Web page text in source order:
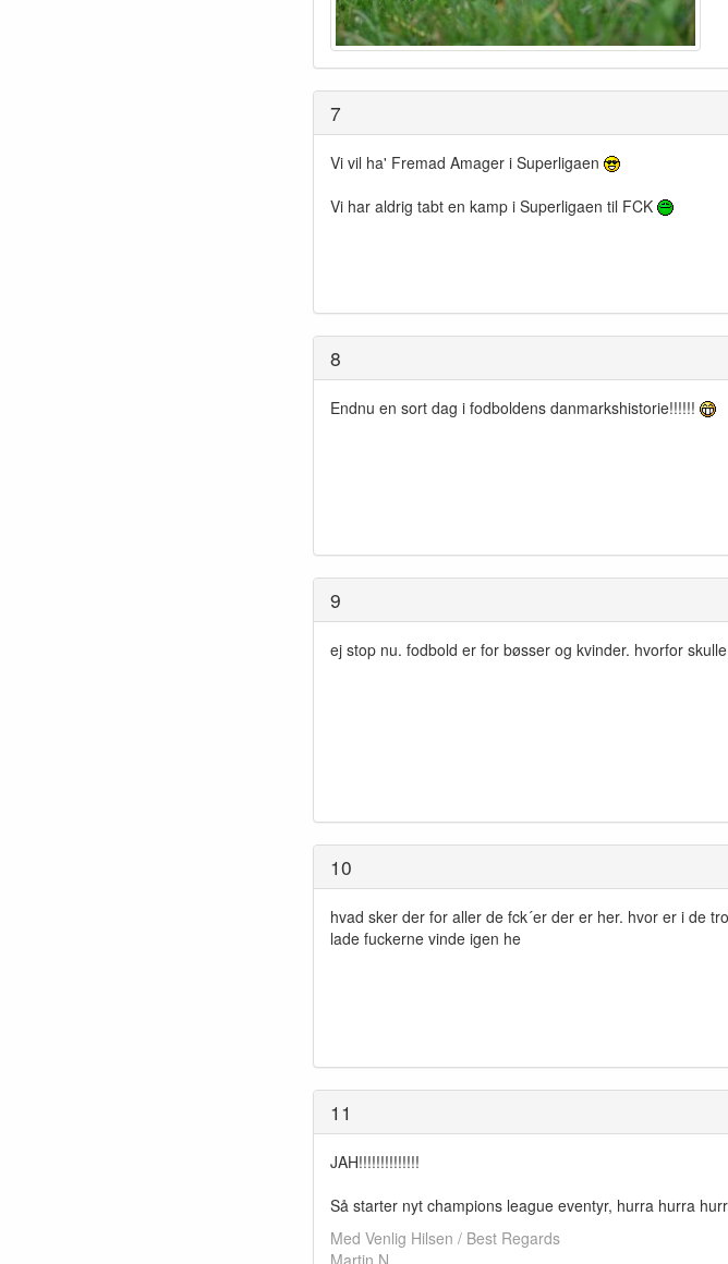
7
Vi vil ha' Fremad Amager i Superligaen
Vi har aldrig tabt en kamp i Superligaen til FCK
8
Endnu en sort dag i fodboldens danmarkshistorie!!!!!!
9
ej stop nu. fodbold er for bøsser og kvinder. hvorfor
10
hvad sker der for aller de fck´er der er her. hvor er i de
lade fuckerne vinde igen he
11
JAH!!!!!!!!!!!!!!
Så starter nyt champions league eventyr, hurra hurra
Med Venlig Hilsen / Best Regards
Martin N